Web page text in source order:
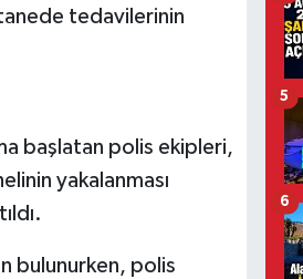
tedavilerinin
başlatan polis ekipleri,
yakalanması
bulunurken, polis
5
6